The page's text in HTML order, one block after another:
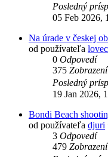
Posledný
05 Feb 2026,
Na úrade v českej
od používateľa lovec
0 Odpovedí
375 Zobrazení
Posledný
19 Jan 2026,
Bondi Beach
od používateľa djuri
3 Odpovedí
479 Zobrazení